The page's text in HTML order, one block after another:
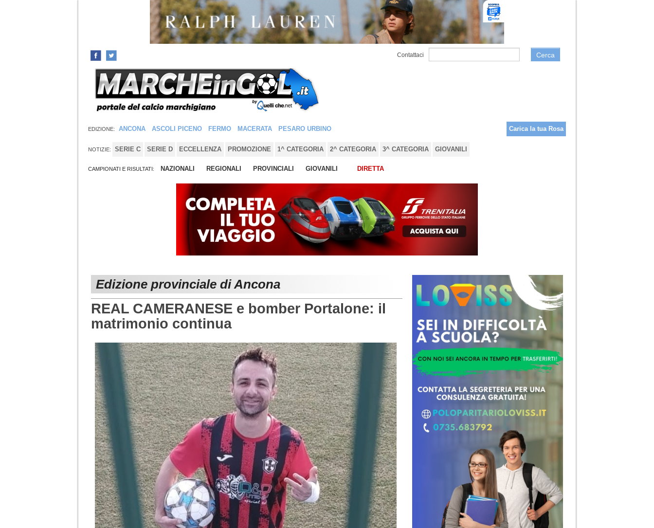
Contattaci Cerca
EDIZIONE: ANCONA ASCOLI PICENO FERMO MACERATA PESARO URBINO Carica la tua Rosa
NOTIZIE: SERIE C SERIE D ECCELLENZA PROMOZIONE 1^ CATEGORIA 2^ CATEGORIA 3^ CATEGORIA GIOVANILI
CAMPIONATI E RISULTATI: NAZIONALI REGIONALI PROVINCIALI GIOVANILI DIRETTA
Edizione provinciale di Ancona
REAL CAMERANESE e bomber Portalone: il
matrimonio continua